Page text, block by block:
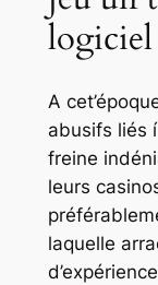
logiciel
A
abusifs liés
freine
leurs
laquelle